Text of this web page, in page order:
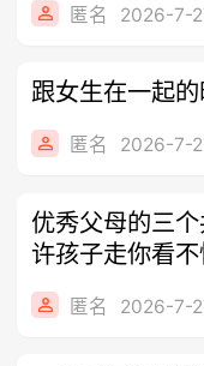
匿名 2026-7-
跟女生在一起
匿名 2026-7-
优秀父母的三
许孩子走你看
可，满
匿名 2026-7-